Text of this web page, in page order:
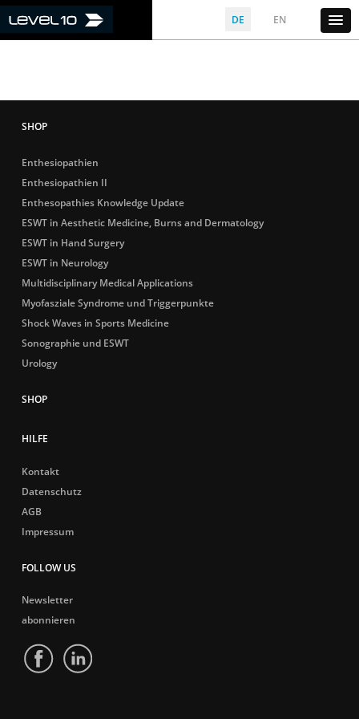
DE EN
Enthesiopathien
Enthesiopathien II
Enthesopathies Knowledge Update
ESWT in Aesthetic Medicine, Burns and Dermatology
ESWT in Hand Surgery
ESWT in Neurology
Multidisciplinary Medical Applications
Myofasziale Syndrome und Triggerpunkte
Shock Waves in Sports Medicine
Sonographie und ESWT
Urology
HILFE
Kontakt
Datenschutz
AGB
Impressum
FOLLOW US
Newsletter
abonnieren